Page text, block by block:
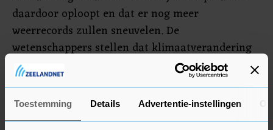
Toestemming Details Advertentie-instellingen
daardoor oploopt en dat er nog meer
weerrecords zullen sneuvelen. De
wetenschappers stellen dat klimaatverandering
het effect van El Niño versterkt.
Door de hoge zeetemperatuur smelt ook het zee-
ijs sneller. Niet eerder lag er in de maand juni zo